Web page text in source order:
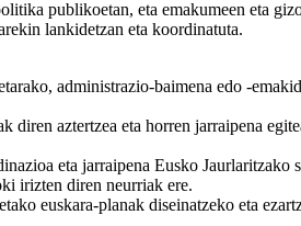
publikoetan, eta emakumeen eta
lankidetzan eta koordinatuta.
administrazio-baimena edo -
diren aztertzea eta horren jarraipena
eta jarraipena Eusko Jaurlaritzako
irizten diren neurriak ere.
euskara-planak diseinatzeko eta